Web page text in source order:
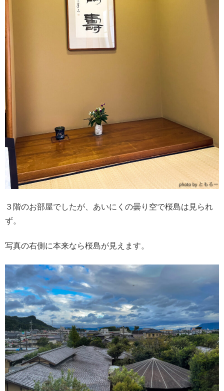
３階のお部屋でしたが、あいにくの曇り空で桜島は見られ
ず。
写真の右側に本来なら桜島が見えます。